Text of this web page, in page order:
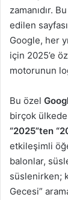
zamanıdır.
edilen sayfası
Google, her
için 2025’e
motorunun
Bu özel
birçok
“2025”ten
etkileşimli
balonlar,
süslenirken;
Gecesi”